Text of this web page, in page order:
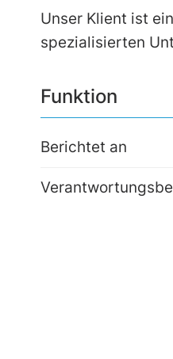
Unser Klient ist
spezialisierten
Funktion
Berichtet an